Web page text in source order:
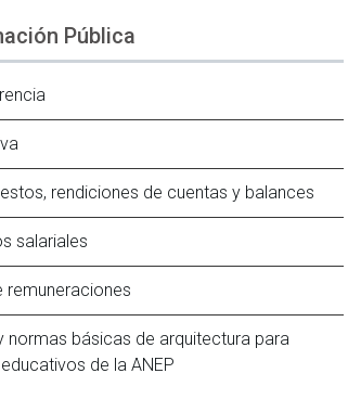
Pública
rendiciones de cuentas y balances
salariales
remuneraciones
normas básicas de arquitectura para
de la ANEP